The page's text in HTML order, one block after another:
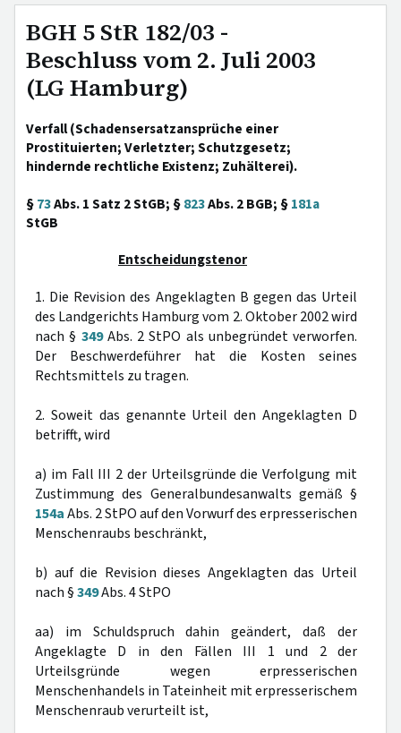
BGH 5 StR 182/03 -
Beschluss vom 2. Juli 2003
(LG Hamburg)
Verfall (Schadensersatzansprüche einer
Prostituierten; Verletzter; Schutzgesetz;
hindernde rechtliche Existenz; Zuhälterei).
§73Abs. 1 Satz 2 StGB; §823Abs. 2 BGB; §181a
StGB
Entscheidungstenor
1. Die Revision des Angeklagten B gegen das Urteil
des Landgerichts Hamburg vom 2. Oktober 2002 wird
nach § 349Abs. 2 StPO als unbegründet verworfen.
Der Beschwerdeführer hat die Kosten seines
Rechtsmittels zu tragen.
2. Soweit das genannte Urteil den Angeklagten D
betrifft, wird
a) im Fall III 2 der Urteilsgründe die Verfolgung mit
Zustimmung des Generalbundesanwalts gemäß §
154aAbs. 2 StPO auf den Vorwurf des erpresserischen
Menschenraubs beschränkt,
b) auf die Revision dieses Angeklagten das Urteil
nach §349Abs. 4 StPO
aa) im Schuldspruch dahin geändert, daß der
Angeklagte D in den Fällen III 1 und 2 der
Urteilsgründe wegen erpresserischen
Menschenhandels in Tateinheit mit erpresserischem
Menschenraub verurteilt ist,